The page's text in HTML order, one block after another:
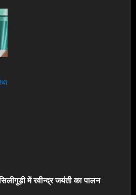
में रवीन्द्र जयंती का पालन